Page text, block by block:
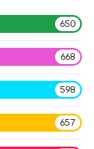
650
668
598
657